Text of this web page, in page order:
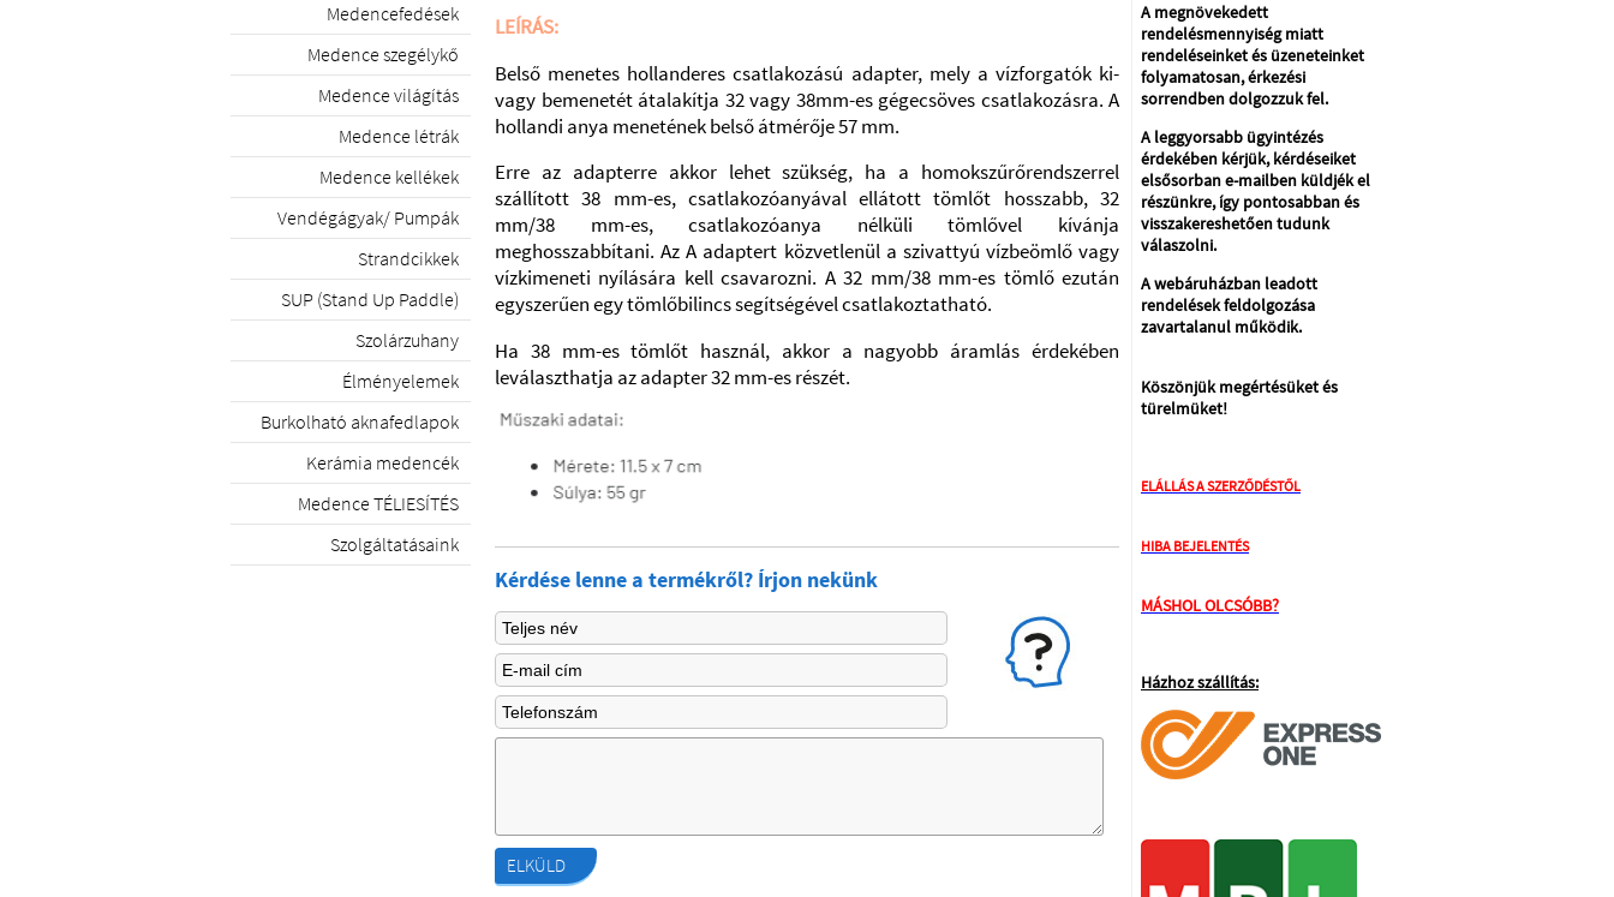
Medencefedések
Medence szegélykő
Medence világítás
Medence létrák
Medence kellékek
Vendégágyak/ Pumpák
Strandcikkek
SUP (Stand Up Paddle)
Szolárzuhany
Élményelemek
Burkolható aknafedlapok
Kerámia medencék
Medence TÉLIESÍTÉS
Szolgáltatásaink
LEÍRÁS:
Belső menetes hollanderes csatlakozású adapter, mely a vízforgatók ki-
vagy bemenetét átalakítja 32 vagy 38mm-es gégecsöves csatlakozásra. A
hollandi anya menetének belső átmérője 57 mm.
Erre az adapterre akkor lehet szükség, ha a homokszűrőrendszerrel
szállított 38 mm-es, csatlakozóanyával ellátott tömlőt hosszabb, 32
mm/38 mm-es, csatlakozóanya nélküli tömlővel kívánja
meghosszabbítani. Az A adaptert közvetlenül a szivattyú vízbeömlő vagy
vízkimeneti nyílására kell csavarozni. A 32 mm/38 mm-es tömlő ezután
egyszerűen egy tömlőbilincs segítségével csatlakoztatható.
Ha 38 mm-es tömlőt használ, akkor a nagyobb áramlás érdekében
leválaszthatja az adapter 32 mm-es részét.
Kérdése lenne a termékről? Írjon nekünk
ELKÜLD
A megnövekedett
rendelésmennyiség miatt
rendeléseinket és üzeneteinket
folyamatosan, érkezési
sorrendben dolgozzuk fel.
A leggyorsabb ügyintézés
érdekében kérjük, kérdéseiket
elsősorban e-mailben küldjék el
részünkre, így pontosabban és
visszakereshetően tudunk
válaszolni.
A webáruházban leadott
rendelések feldolgozása
zavartalanul működik.
Köszönjük megértésüket és
türelmüket!
ELÁLLÁS A SZERZŐDÉSTŐL
HIBA BEJELENTÉS
MÁSHOL OLCSÓBB?
Házhoz szállítás: